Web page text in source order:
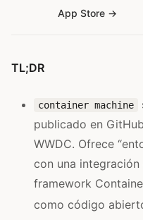
App Store
TL;DR
container machine
publicado en
WWDC. Ofrece
con una
framework
como código